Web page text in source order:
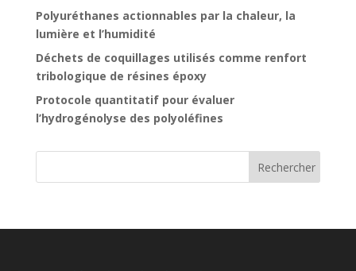
Polyuréthanes actionnables par la chaleur, la
lumière et l’humidité
Déchets de coquillages utilisés comme renfort
tribologique de résines époxy
Protocole quantitatif pour évaluer
l’hydrogénolyse des polyoléfines